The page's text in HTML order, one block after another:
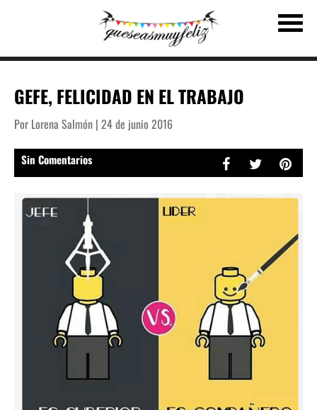
GEFE, FELICIDAD EN EL TRABAJO
Por Lorena Salmón | 24 de junio 2016
Sin Comentarios